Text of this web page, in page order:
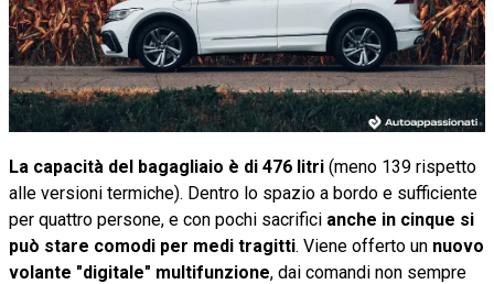
La capacità del bagagliaio è di 476 litri (meno 139 rispetto
alle versioni termiche). Dentro lo spazio a bordo e sufficiente
per quattro persone, e con pochi sacrifici anche in cinque si
può stare comodi per medi tragitti. Viene offerto un nuovo
volante "digitale" multifunzione, dai comandi non sempre